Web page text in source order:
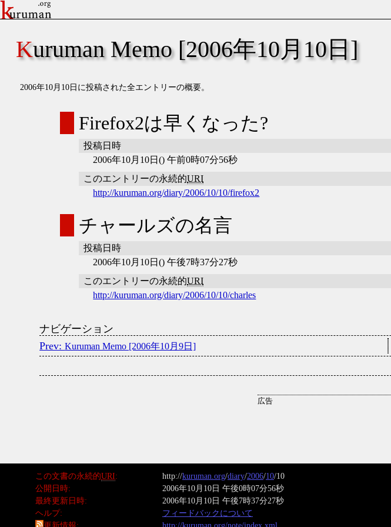
Kuruman Memo [2006年10月10日]
2006年10月10日に投稿された全エントリーの概要。
Firefox2は早くなった?
投稿日時
2006年10月10日() 午前0時07分56秒
このエントリーの永続的URI
http://kuruman.org/diary/2006/10/10/firefox2
チャールズの名言
投稿日時
2006年10月10日() 午後7時37分27秒
このエントリーの永続的URI
http://kuruman.org/diary/2006/10/10/charles
ナビゲーション
Kuruman Memo [2006年10月9日]
この文書の永続的URI http://kuruman.org/diary/2006/10/10
公開日時
2006年10月10日 午後0時07分56秒
最終更新日時
2006年10月10日 午後7時37分27秒
ヘルプ
フィードバックについて
更新情報
http://kuruman.org/note/index.xml